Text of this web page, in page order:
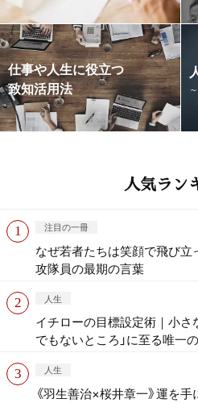
仕事や人生に役立つ
致知活用法
人気ラン
注目の一冊
なぜ若者たちは笑顔で飛び
攻隊員の最期の言葉
人生
イチローの目標設定術｜小さ
でもないところ」に至る唯一
人生
《羽生善治×桜井章一》運を